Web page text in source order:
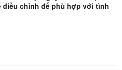
chỉnh để phù hợp với tình